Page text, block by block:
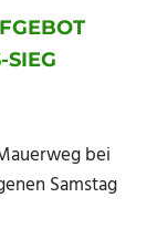
U
bei
Samstag